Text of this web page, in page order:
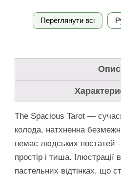
Переглянути всі
Опис
The Spacious Tarot —
колода, натхненна
немає людських
простір і тиша. Ілюстрації
пастельних відтінках, що